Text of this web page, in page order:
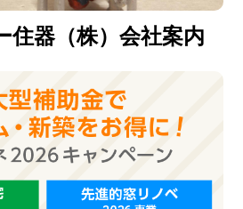
住器（株）会社案内